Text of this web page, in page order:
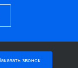
звонок